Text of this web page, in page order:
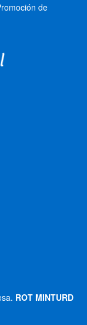
de
ROT MINTURD